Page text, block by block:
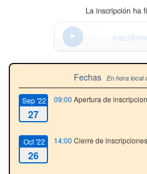
La inscripción ha
Fechas En hora local
Sep '22
27
09:00 Apertura de
Oct '22
26
14:00 Cierre de inscripciones